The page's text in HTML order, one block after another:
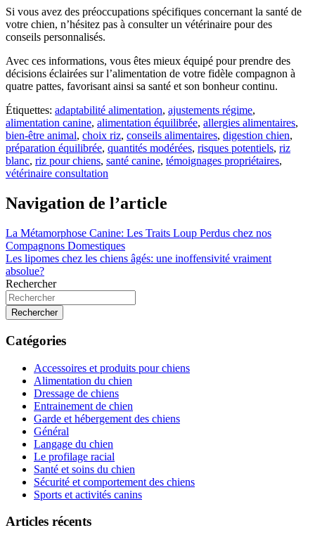
Si vous avez des préoccupations spécifiques concernant la santé de
votre chien, n’hésitez pas à consulter un vétérinaire pour des
conseils personnalisés.
Avec ces informations, vous êtes mieux équipé pour prendre des
décisions éclairées sur l’alimentation de votre fidèle compagnon à
quatre pattes, favorisant ainsi sa santé et son bonheur continu.
Étiquettes: adaptabilité alimentation, ajustements régime,
alimentation canine, alimentation équilibrée, allergies alimentaires,
bien-être animal, choix riz, conseils alimentaires, digestion chien,
préparation équilibrée, quantités modérées, risques potentiels, riz
blanc, riz pour chiens, santé canine, témoignages propriétaires,
vétérinaire consultation
Navigation de l’article
La Métamorphose Canine: Les Traits Loup Perdus chez nos
Compagnons Domestiques
Les lipomes chez les chiens âgés: une inoffensivité vraiment
absolue?
Rechercher
Rechercher
Catégories
Accessoires et produits pour chiens
Alimentation du chien
Dressage de chiens
Entrainement de chien
Garde et hébergement des chiens
Général
Langage du chien
Le profilage racial
Santé et soins du chien
Sécurité et comportement des chiens
Sports et activités canins
Articles récents